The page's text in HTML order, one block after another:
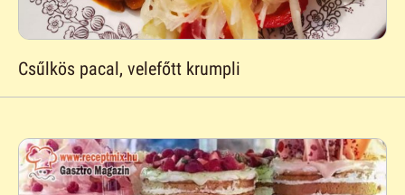
Csűlkös pacal, velefőtt krumpli